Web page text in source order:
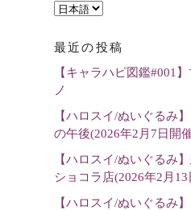
言
を
選
最近の投稿
【キャラハピ図鑑#001
ノ
【ハロスイ/ぬいぐるみ
の午後(2026年2月7日開
【ハロスイ/ぬいぐるみ
ショコラ店(2026年2月13
【ハロスイ/ぬいぐるみ